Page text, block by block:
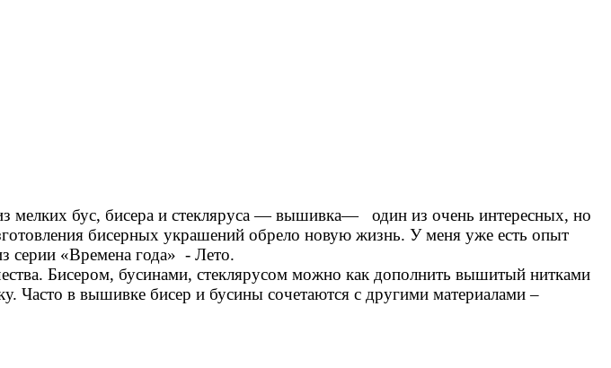
бус, бисера и стекляруса — вышивка— один из очень интересных, но
бисерных украшений обрело новую жизнь. У меня уже есть опыт
серии «Времена года» - Лето.
Бисером, бусинами, стеклярусом можно как дополнить вышитый нитками
Часто в вышивке бисер и бусины сочетаются с другими материалами –